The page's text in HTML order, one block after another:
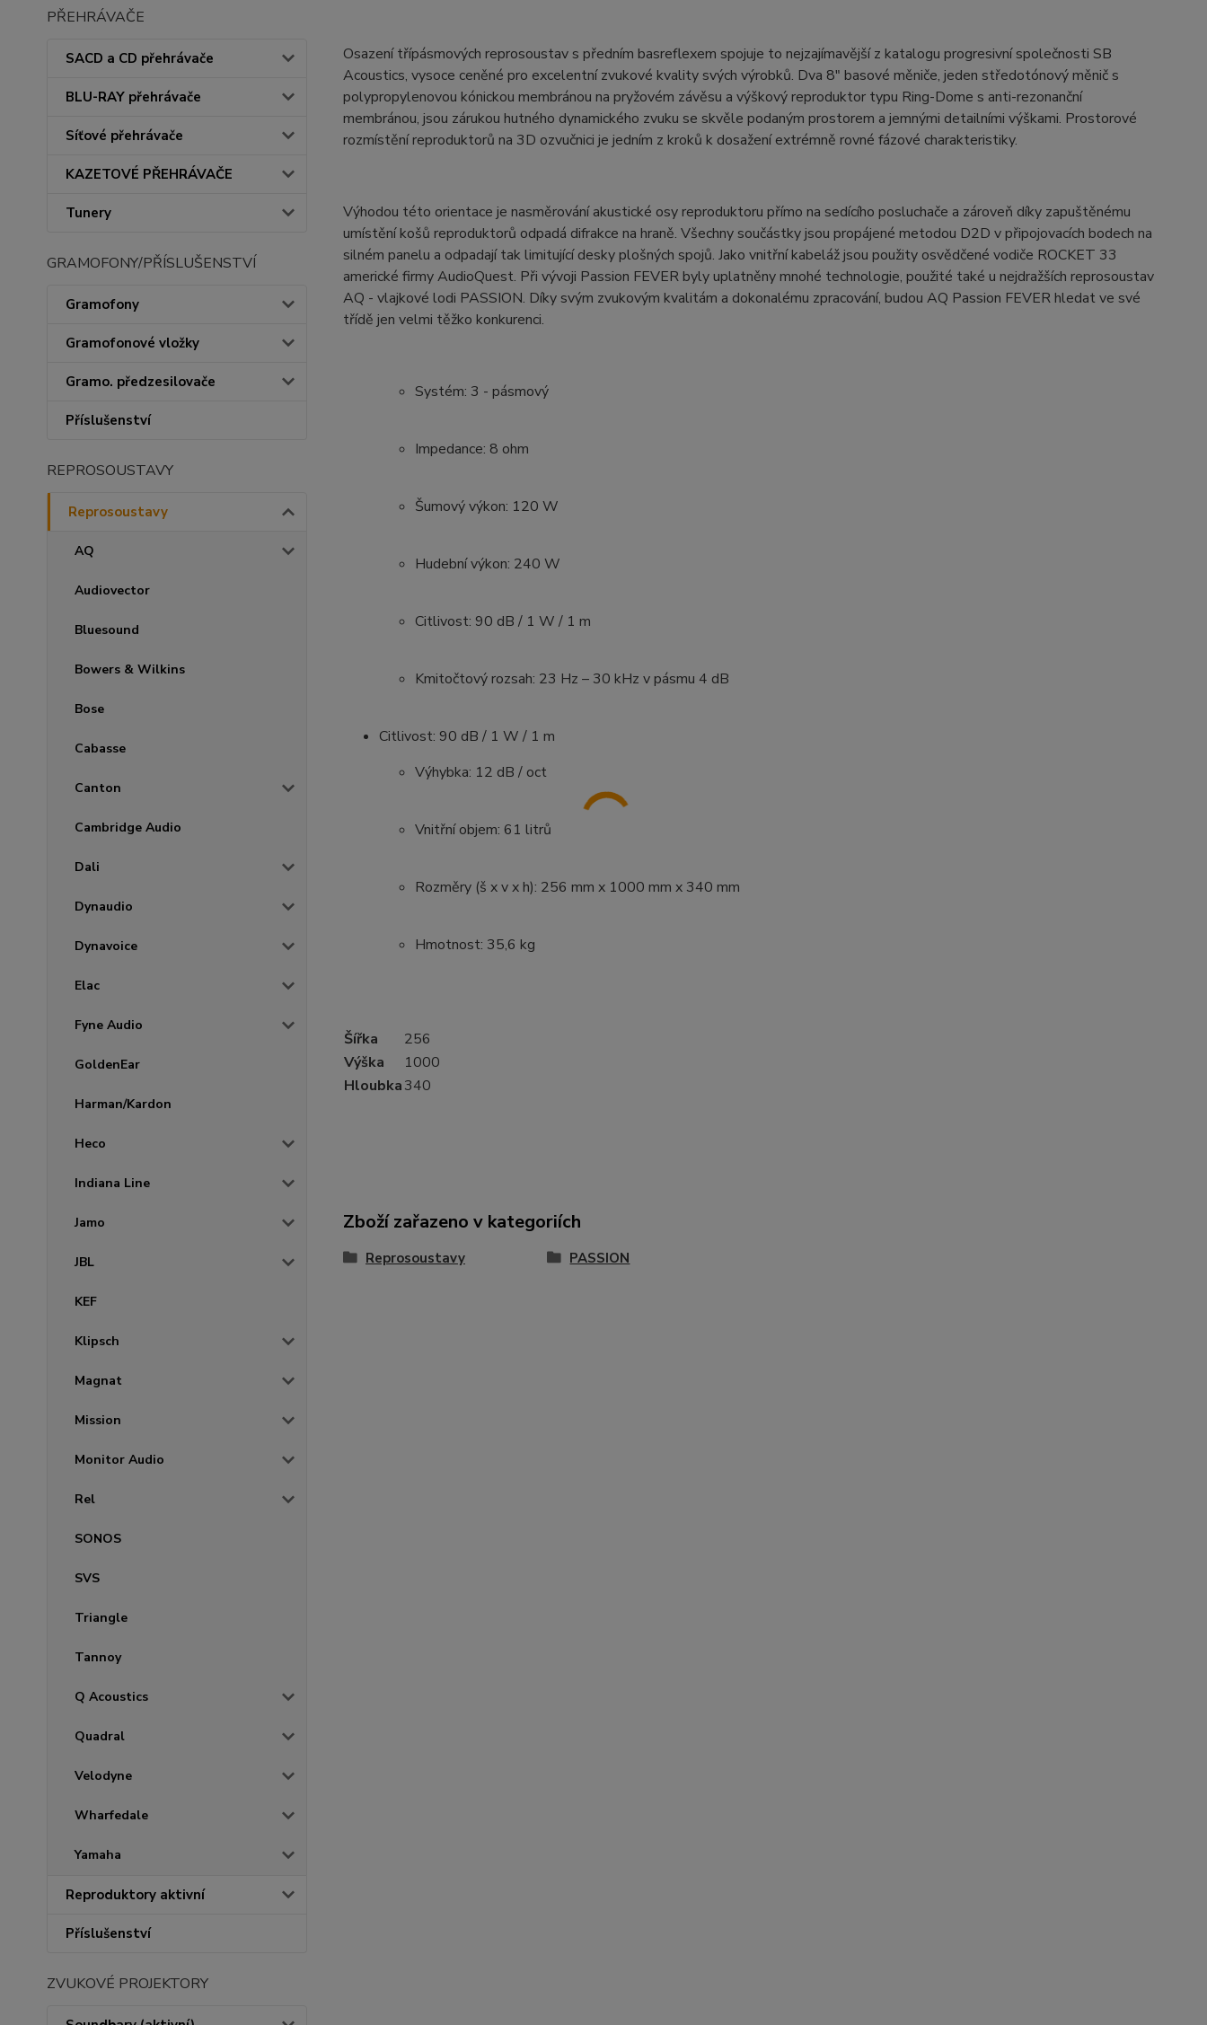
PŘEHRÁVAČE
SACD a CD přehrávače
BLU-RAY přehrávače
Síťové přehrávače
KAZETOVÉ PŘEHRÁVAČE
Tunery
GRAMOFONY/PŘÍSLUŠENSTVÍ
Gramofony
Gramofonové vložky
Gramo. předzesilovače
Příslušenství
REPROSOUSTAVY
Reprosoustavy
AQ
Audiovector
Bluesound
Bowers & Wilkins
Bose
Cabasse
Canton
Cambridge Audio
Dali
Dynaudio
Dynavoice
Elac
Fyne Audio
GoldenEar
Harman/Kardon
Heco
Indiana Line
Jamo
JBL
KEF
Klipsch
Magnat
Mission
Monitor Audio
Rel
SONOS
SVS
Triangle
Tannoy
Q Acoustics
Quadral
Velodyne
Wharfedale
Yamaha
Reproduktory aktivní
Příslušenství
ZVUKOVÉ PROJEKTORY
Osazení třípásmových reprosoustav s předním basreflexem spojuje to nejzajímavější z katalogu progresivní společnosti SB
Acoustics, vysoce ceněné pro excelentní zvukové kvality svých výrobků. Dva 8" basové měniče, jeden středotónový měnič s
polypropylenovou kónickou membránou na pryžovém závěsu a výškový reproduktor typu Ring-Dome s anti-rezonanční
membránou, jsou zárukou hutného dynamického zvuku se skvěle podaným prostorem a jemnými detailními výškami. Prostorové
rozmístění reproduktorů na 3D ozvučnici je jedním z kroků k dosažení extrémně rovné fázové charakteristiky.
Výhodou této orientace je nasměrování akustické osy reproduktoru přímo na sedícího posluchače a zároveň díky zapuštěnému
umístění košů reproduktorů odpadá difrakce na hraně. Všechny součástky jsou propájené metodou D2D v připojovacích bodech na
silném panelu a odpadají tak limitující desky plošných spojů. Jako vnitřní kabeláž jsou použity osvědčené vodiče ROCKET 33
americké firmy AudioQuest. Při vývoji Passion FEVER byly uplatněny mnohé technologie, použité také u nejdražších reprosoustav
AQ - vlajkové lodi PASSION. Díky svým zvukovým kvalitám a dokonalému zpracování, budou AQ Passion FEVER hledat ve své
třídě jen velmi těžko konkurenci.
Systém: 3 - pásmový
Impedance: 8 ohm
Šumový výkon: 120 W
Hudební výkon: 240 W
Citlivost: 90 dB / 1 W / 1 m
Kmitočtový rozsah: 23 Hz – 30 kHz v pásmu 4 dB
Citlivost: 90 dB / 1 W / 1 m
Výhybka: 12 dB / oct
Vnitřní objem: 61 litrů
Rozměry (š x v x h): 256 mm x 1000 mm x 340 mm
Hmotnost: 35,6 kg
Šířka
256
Výška
1000
Hloubka340
Zboží zařazeno v kategoriích
Reprosoustavy PASSION